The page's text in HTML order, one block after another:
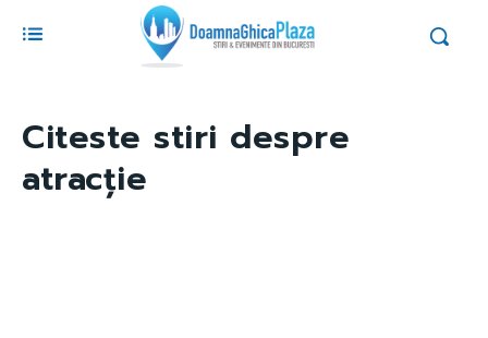
Citeste stiri despre
atracție